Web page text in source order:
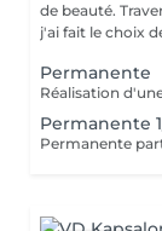
de beauté.
j'ai fait le choix
Permanente
Réalisation
Permanente
Permanente